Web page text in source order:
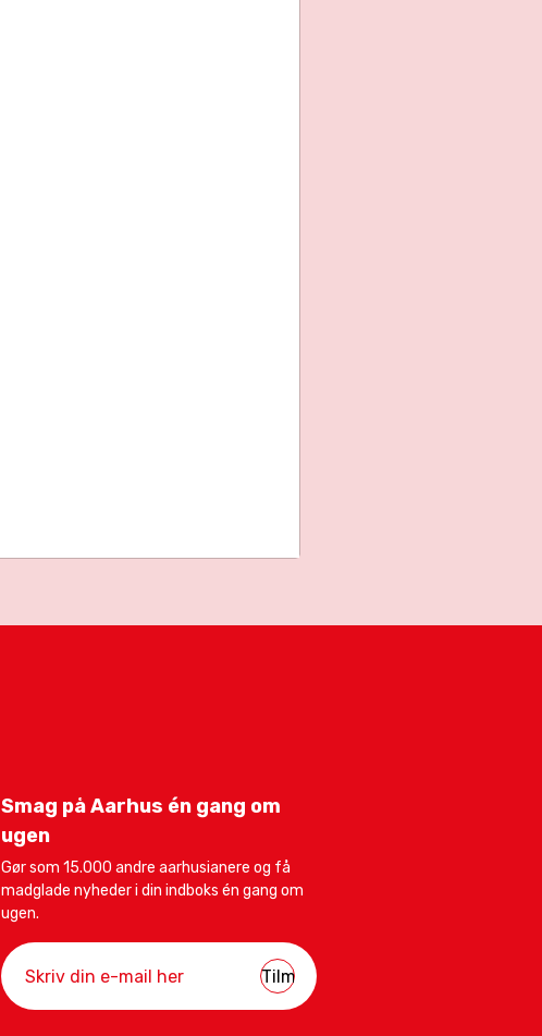
Smag på Aarhus én gang om
ugen
Gør som 15.000 andre aarhusianere og få
madglade nyheder i din indboks én gang om
ugen.